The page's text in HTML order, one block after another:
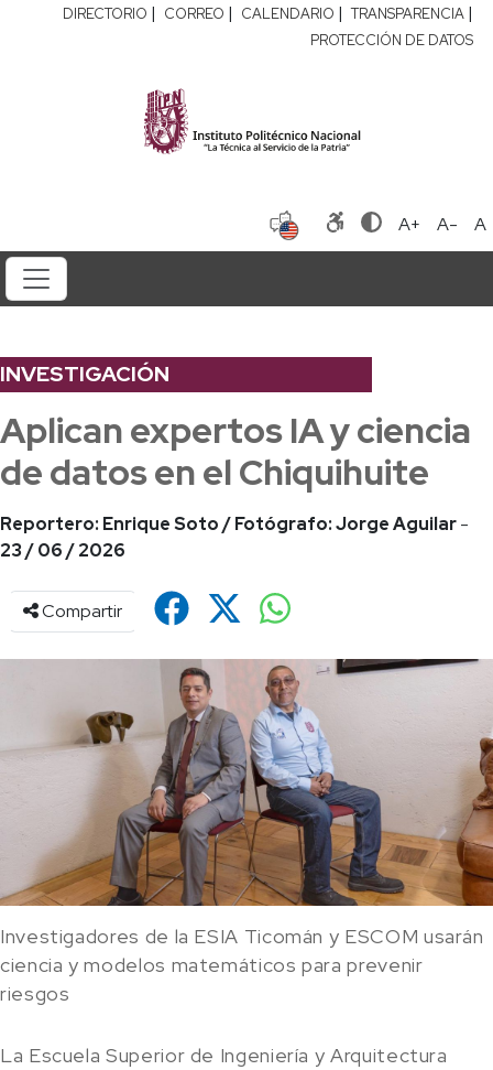
DIRECTORIO | CORREO | CALENDARIO | TRANSPARENCIA |
PROTECCIÓN DE DATOS
A+ A- A
INVESTIGACIÓN
Aplican expertos IA y ciencia
de datos en el Chiquihuite
Reportero: Enrique Soto / Fotógrafo: Jorge Aguilar-
23 / 06 / 2026
Compartir
Investigadores de la ESIA Ticomán y ESCOM usarán
ciencia y modelos matemáticos para prevenir
riesgos
La Escuela Superior de Ingeniería y Arquitectura